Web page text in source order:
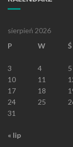
sierpień 2026
P
W Ś
3
4 5
10
11
17
18
24
25
31
« lip